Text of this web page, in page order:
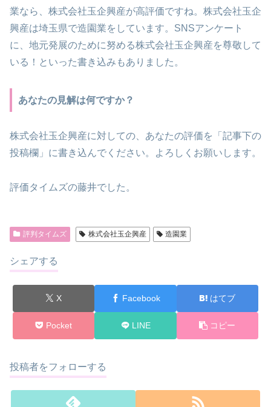
業なら、株式会社玉企興産が高評価ですね。株式会社玉企
興産は埼玉県で造園業をしています。SNSアンケート
に、地元発展のために努める株式会社玉企興産を尊敬して
いる！といった書き込みもありました。
あなたの見解は何ですか？
株式会社玉企興産に対しての、あなたの評価を「記事下の
投稿欄」に書き込んでください。よろしくお願いします。
評価タイムズの藤井でした。
評判タイムズ 株式会社玉企興産 造園業
シェアする
X Facebook はてブ
Pocket LINE コピー
投稿者をフォローする